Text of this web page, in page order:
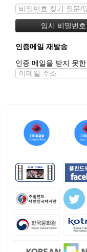
인증메일 재발송
인증 메일을 받지 못